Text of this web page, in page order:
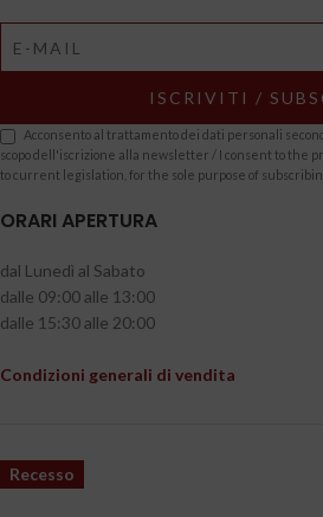
Acconsento al trattamento dei dati personali
scopo dell'iscrizione alla newsletter / I consent to the
to current legislation, for the sole purpose of
ORARI APERTURA
dal Lunedì al Sabato
dalle 09:00 alle 13:00
dalle 15:30 alle 20:00
Condizioni generali di vendita
Recesso